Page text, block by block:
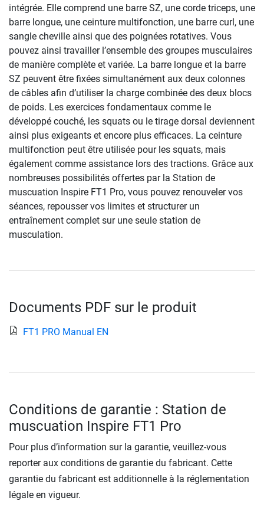
intégrée. Elle comprend une barre SZ, une corde triceps, une
barre longue, une ceinture multifonction, une barre curl, une
sangle cheville ainsi que des poignées rotatives. Vous
pouvez ainsi travailler l’ensemble des groupes musculaires
de manière complète et variée. La barre longue et la barre
SZ peuvent être fixées simultanément aux deux colonnes
de câbles afin d’utiliser la charge combinée des deux blocs
de poids. Les exercices fondamentaux comme le
développé couché, les squats ou le tirage dorsal deviennent
ainsi plus exigeants et encore plus efficaces. La ceinture
multifonction peut être utilisée pour les squats, mais
également comme assistance lors des tractions. Grâce aux
nombreuses possibilités offertes par la Station de
muscuation Inspire FT1 Pro, vous pouvez renouveler vos
séances, repousser vos limites et structurer un
entraînement complet sur une seule station de
musculation.
Documents PDF sur le produit
FT1 PRO Manual EN
Conditions de garantie : Station de
muscuation Inspire FT1 Pro
Pour plus d’information sur la garantie, veuillez-vous
reporter aux conditions de garantie du fabricant. Cette
garantie du fabricant est additionnelle à la réglementation
légale en vigueur.